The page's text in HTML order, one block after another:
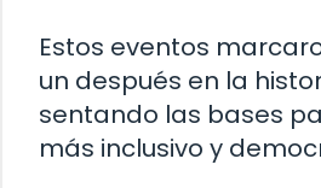
Estos eventos
un después en la
sentando las bases
más inclusivo y